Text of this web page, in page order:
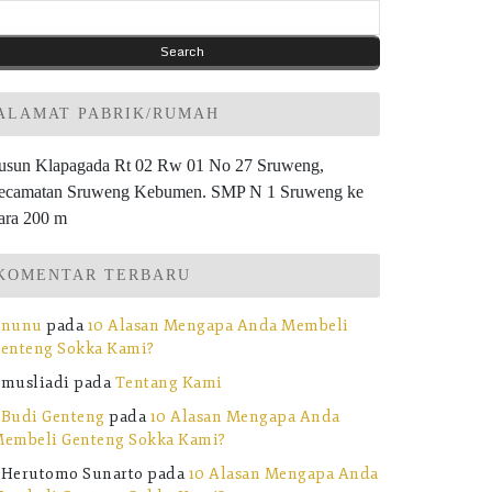
PABRIK/RUMAH
Klapagada Rt 02 Rw 01 No 27 Sruweng,
Sruweng Kebumen. SMP N 1 Sruweng ke
200 m
TERBARU
nunu pada10 Alasan Mengapa Anda Membeli
Sokka Kami?
musliadi padaTentang Kami
Budi Genteng pada10 Alasan Mengapa Anda
Genteng Sokka Kami?
Herutomo Sunarto pada10 Alasan Mengapa Anda